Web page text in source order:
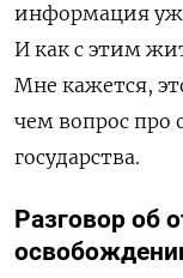
информация
И как с этим
Мне кажется,
чем вопрос про
государства.
Разговор об